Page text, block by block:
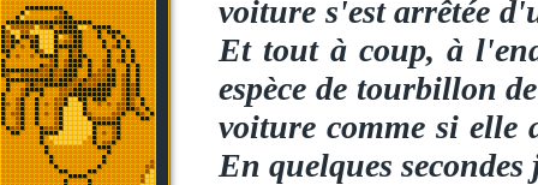
voiture s'est arrêtée
Et tout à coup, à
espèce de tourbillon
voiture comme si elle
En quelques